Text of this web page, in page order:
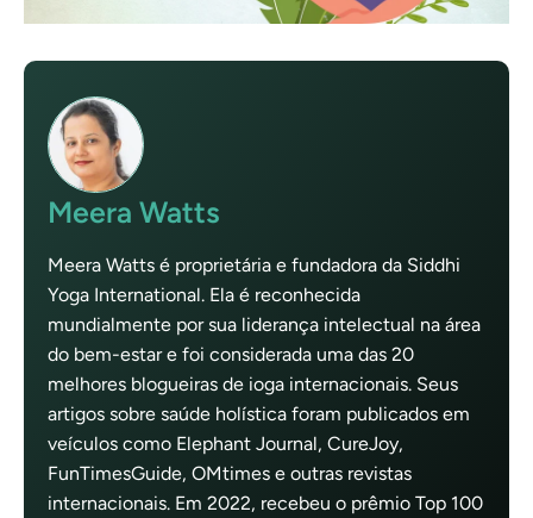
Meera Watts
Meera Watts é proprietária e fundadora da Siddhi
Yoga International. Ela é reconhecida
mundialmente por sua liderança intelectual na área
do bem-estar e foi considerada uma das 20
melhores blogueiras de ioga internacionais. Seus
artigos sobre saúde holística foram publicados em
veículos como Elephant Journal, CureJoy,
FunTimesGuide, OMtimes e outras revistas
internacionais. Em 2022, recebeu o prêmio Top 100